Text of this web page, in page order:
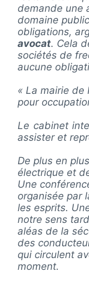
demande une
domaine
obligations,
avocat. Cela
sociétés de
aucune
« La mairie de
pour
Le cabinet
assister et
De plus en
électrique et
Une
organisée par
les esprits.
notre sens
aléas de la
des
qui circulent
moment.